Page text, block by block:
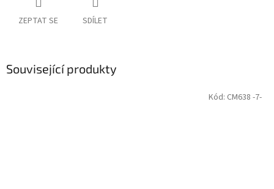
ZEPTAT SE SDÍLET
Související produkty
Kód: CM638 -7-